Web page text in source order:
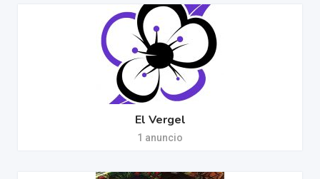
El Vergel
1 anuncio